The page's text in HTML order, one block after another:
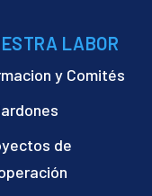
LABOR
y Comités
de